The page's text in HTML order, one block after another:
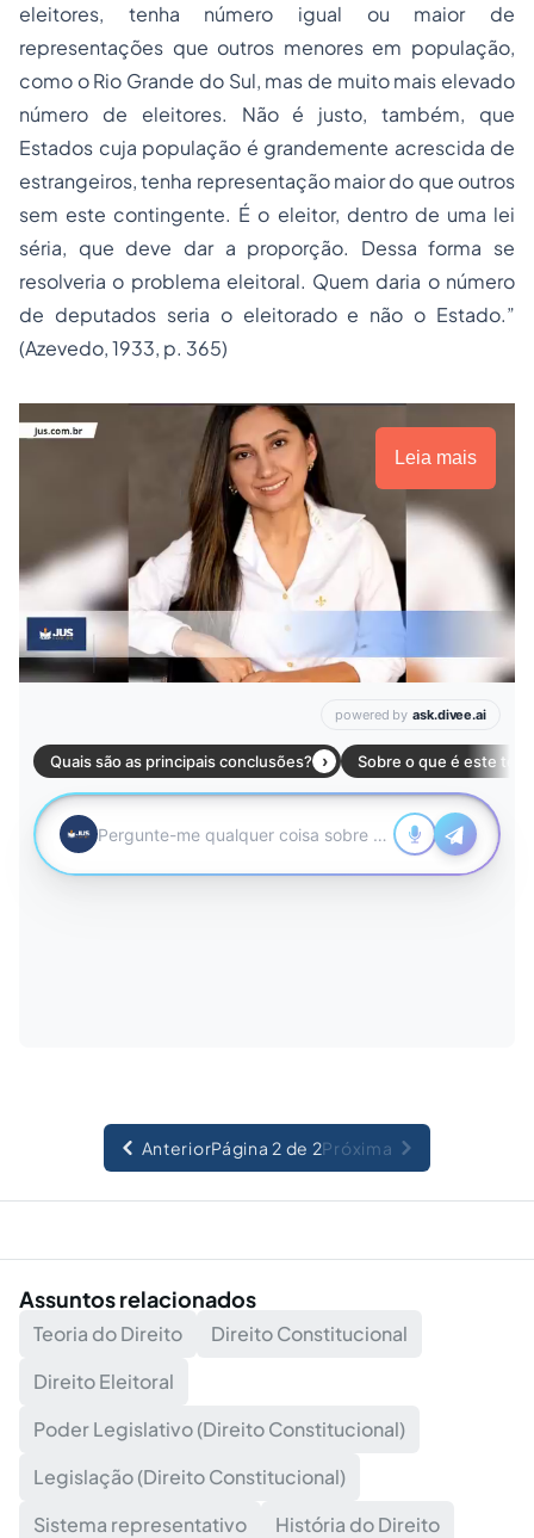
eleitores, tenha número igual ou maior de
representações que outros menores em população,
como o Rio Grande do Sul, mas de muito mais elevado
número de eleitores. Não é justo, também, que
Estados cuja população é grandemente acrescida de
estrangeiros, tenha representação maior do que outros
sem este contingente. É o eleitor, dentro de uma lei
séria, que deve dar a proporção. Dessa forma se
resolveria o problema eleitoral. Quem daria o número
de deputados seria o eleitorado e não o Estado.”
(Azevedo, 1933, p. 365)
Leia mais
AnteriorPágina 2 de 2Próxima
Assuntos relacionados
Teoria do Direito
Direito Constitucional
Direito Eleitoral
Poder Legislativo (Direito Constitucional)
Legislação (Direito Constitucional)
Sistema representativo
História do Direito